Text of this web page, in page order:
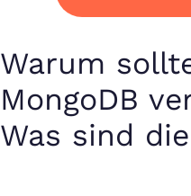
Warum
MongoDB
Was sind